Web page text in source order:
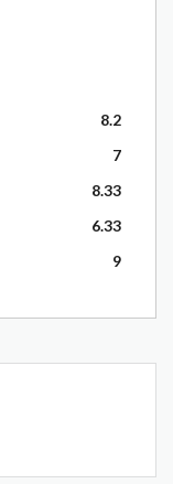
8.2
7
8.33
6.33
9